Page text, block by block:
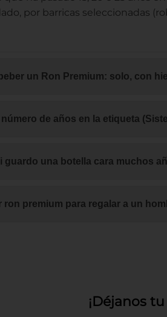
por barricas seleccionadas
un Ron Premium: solo, con
de años en la etiqueta
guardo una botella cara muchos
ron premium para regalar a un
¡Déjanos